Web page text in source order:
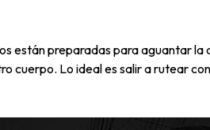
están preparadas para aguantar
cuerpo. Lo ideal es salir a rutear